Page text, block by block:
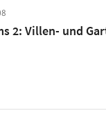
2: Villen- und